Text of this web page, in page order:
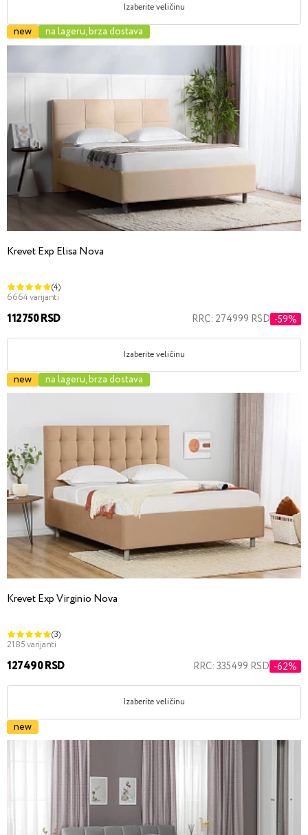
Izaberite veličinu
new na lageru, brza dostava
Krevet Exp Elisa Nova
(4)
6664 varijanti
112750 RSD RRC: 274999 RSD -59%
Izaberite veličinu
new na lageru, brza dostava
Krevet Exp Virginio Nova
(3)
2185 varijanti
127490 RSD RRC: 335499 RSD -62%
Izaberite veličinu
new